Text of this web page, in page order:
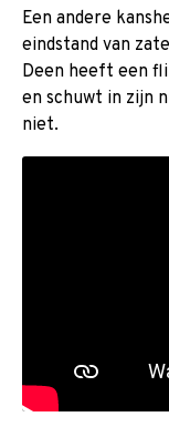
Een andere
eindstand van
Deen heeft een
en schuwt in zijn
niet.